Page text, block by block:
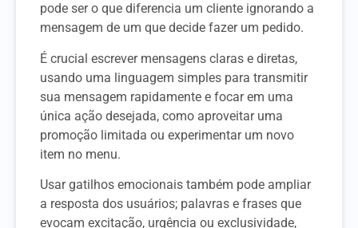
pode ser o que diferencia um cliente ignorando a
mensagem de um que decide fazer um pedido.
É crucial escrever mensagens claras e diretas,
usando uma linguagem simples para transmitir
sua mensagem rapidamente e focar em uma
única ação desejada, como aproveitar uma
promoção limitada ou experimentar um novo
item no menu.
Usar gatilhos emocionais também pode ampliar
a resposta dos usuários; palavras e frases que
evocam excitação, urgência ou exclusividade,